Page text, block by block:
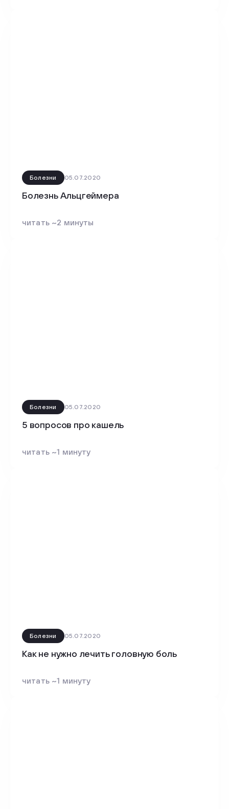
Болезни 05.07.2020
Болезнь Альцгеймера
читать ~2 минуты
Болезни 05.07.2020
5 вопросов про кашель
читать ~1 минуту
Болезни 05.07.2020
Как не нужно лечить головную боль
читать ~1 минуту